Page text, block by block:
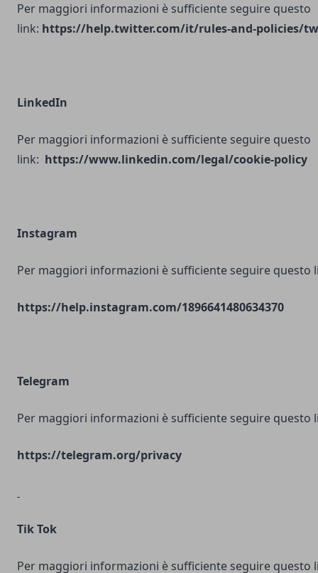
Per maggiori informazioni è sufficiente seguire questo
link: https://help.twitter.com/it/rules-and-policies/
LinkedIn
Per maggiori informazioni è sufficiente seguire questo
link: https://www.linkedin.com/legal/cookie-policy
Instagram
Per maggiori informazioni è sufficiente seguire questo
https://help.instagram.com/1896641480634370
Telegram
Per maggiori informazioni è sufficiente seguire questo
https://telegram.org/privacy
Tik Tok
Per maggiori informazioni è sufficiente seguire questo